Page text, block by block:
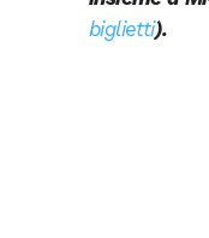
biglietti).